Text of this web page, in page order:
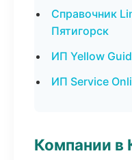
Справочник
Пятигорск
ИП Yellow
ИП Service
Компании в